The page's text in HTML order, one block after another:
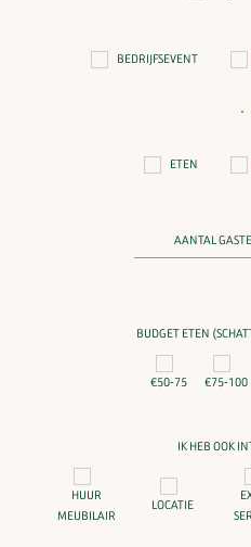
BEDRIJFSEVENT
ETEN
€50-75 €75-100
BUDGET ETEN
HUUR
MEUBILAIR
LOCATIE
IK HEB OOK